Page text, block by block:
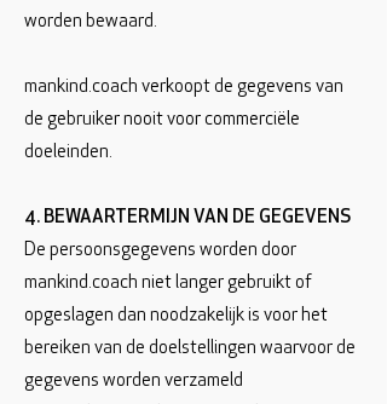
worden bewaard.
mankind.coach verkoopt de gegevens van
de gebruiker nooit voor commerciële
doeleinden.
4. BEWAARTERMIJN VAN DE GEGEVENS
De persoonsgegevens worden door
mankind.coach niet langer gebruikt of
opgeslagen dan noodzakelijk is voor het
bereiken van de doelstellingen waarvoor de
gegevens worden verzameld